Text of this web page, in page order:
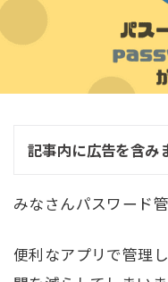
記事内に広告を含み
みなさんパスワード
便利なアプリで管理